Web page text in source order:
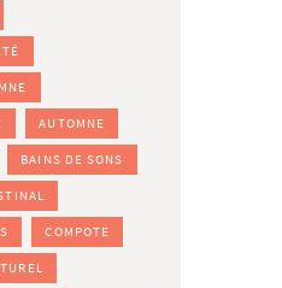
AUTOMNE
BAINS DE SONS
COMPOTE